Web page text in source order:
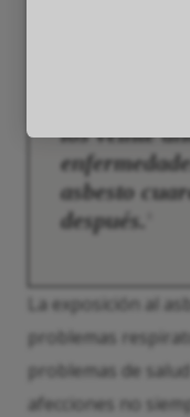
seguro de
Las
los veinte
asbesto
después.
La exposición al
problemas
problemas de
afecciones no